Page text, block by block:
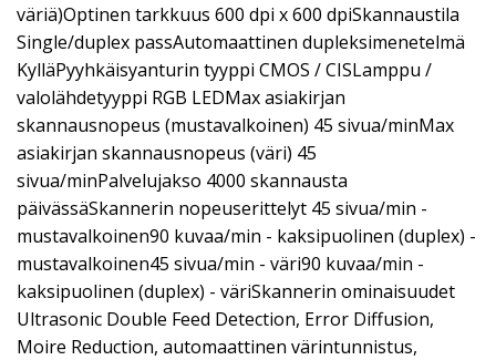
väriä)Optinen tarkkuus 600 dpi x 600 dpiSkannaustila
Single/duplex passAutomaattinen dupleksimenetelmä
KylläPyyhkäisyanturin tyyppi CMOS / CISLamppu /
valolähdetyyppi RGB LEDMax asiakirjan
skannausnopeus (mustavalkoinen) 45 sivua/minMax
asiakirjan skannausnopeus (väri) 45
sivua/minPalvelujakso 4000 skannausta
päivässäSkannerin nopeuserittelyt 45 sivua/min -
mustavalkoinen90 kuvaa/min - kaksipuolinen (duplex) -
mustavalkoinen45 sivua/min - väri90 kuvaa/min -
kaksipuolinen (duplex) - väriSkannerin ominaisuudet
Ultrasonic Double Feed Detection, Error Diffusion,
Moire Reduction, automaattinen värintunnistus,